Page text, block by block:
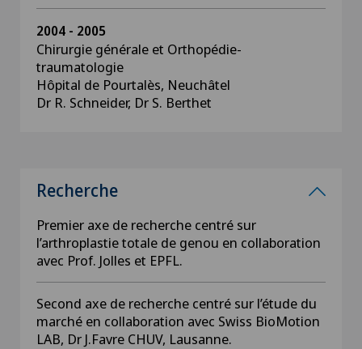
2004 - 2005
Chirurgie générale et Orthopédie-
traumatologie
Hôpital de Pourtalès, Neuchâtel
Dr R. Schneider, Dr S. Berthet
Recherche
Premier axe de recherche centré sur
l’arthroplastie totale de genou en collaboration
avec Prof. Jolles et EPFL.
Second axe de recherche centré sur l’étude du
marché en collaboration avec Swiss BioMotion
LAB, Dr J.Favre CHUV, Lausanne.